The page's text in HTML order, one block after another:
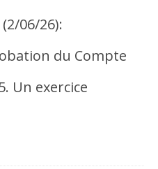
06/26):
du Compte
Un exercice